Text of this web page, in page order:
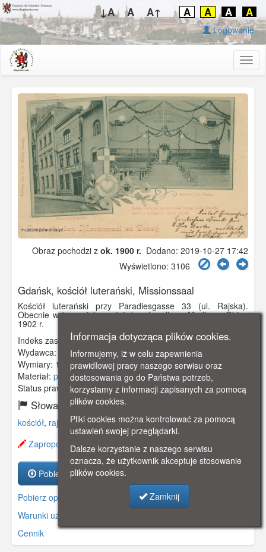
↓A A A↑ A A A A
Logowanie
Obraz pochodzi z ok. 1900 r. Dodano: 2019-10-27 17:42
Wyświetlono: 3106
Gdańsk, kościół luterański, Missionssaal
Kościół luterański przy Paradiesgasse 33 (ul. Rajska).
Obecnie w tym miejscu stoi dom handlowy Madison. Obieg
1902 r.
Indeks zasobu:GSP00680
Wydawca:
C.A. Wolff, Danzig
Wymiary: 138 x 86 mm
Materiał: pocztówka
Status prawny:Użycie Niekomercyjne
Słowa kluczowe:
kościół, rajska,stare miasto,missionssaal,
Zaproponuj zmianę opisu.
Pobierz zasób
Pobierz opis
Warunki używania zasobów.
Cennik
Informacja dotycząca plików cookies.
Informujemy, iż w celu zapewnienia
prawidłowej pracy naszego serwisu oraz
dostosowania go do Państwa potrzeb,
korzystamy z informacji zapisanych za pomocą
plików cookies.
Pliki cookies można kontrolować za pomocą
ustawień swojej przeglądarki.
Dalsze korzystanie z naszego serwisu
oznacza, że użytkownik akceptuje stosowanie
plików cookies.
Zamknij